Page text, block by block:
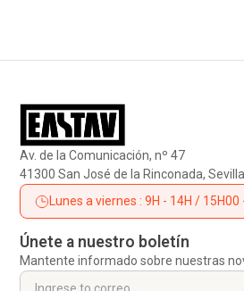
Av. de la Comunicación, nº 47
41300 San José de la Rinconada,
Lunes a viernes : 9H - 14H / 15H00
Únete a nuestro boletín
Mantente informado sobre nuestras